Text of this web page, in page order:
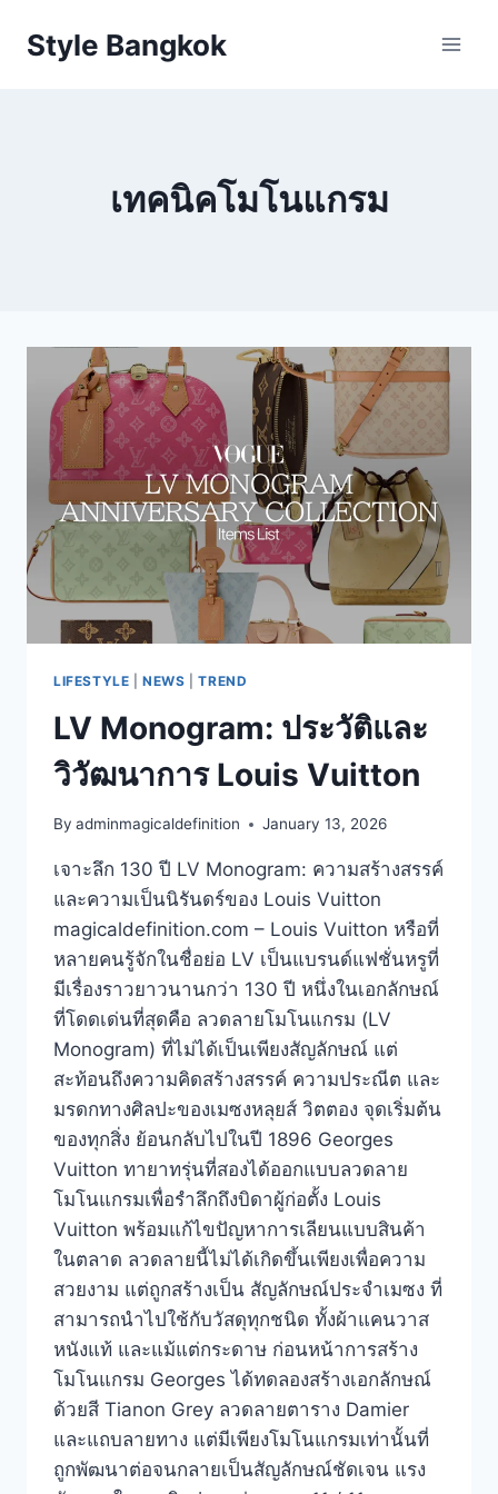
Style Bangkok
เทคนิคโมโนแกรม
LIFESTYLE |NEWS |TREND
LV Monogram: ประวัติและ
วิวัฒนาการ Louis Vuitton
By adminmagicaldefinition January 13, 2026
เจาะลึก 130 ปี LV Monogram: ความสร้างสรรค์
และความเป็นนิรันดร์ของ Louis Vuitton
magicaldefinition.com – Louis Vuitton หรือที่
หลายคนรู้จักในชื่อย่อ LV เป็นแบรนด์แฟชั่นหรูที่
มีเรื่องราวยาวนานกว่า 130 ปี หนึ่งในเอกลักษณ์
ที่โดดเด่นที่สุดคือ ลวดลายโมโนแกรม (LV
Monogram) ที่ไม่ได้เป็นเพียงสัญลักษณ์ แต่
สะท้อนถึงความคิดสร้างสรรค์ ความประณีต และ
มรดกทางศิลปะของเมซงหลุยส์ วิตตอง จุดเริ่มต้น
ของทุกสิ่ง ย้อนกลับไปในปี 1896 Georges
Vuitton ทายาทรุ่นที่สองได้ออกแบบลวดลาย
โมโนแกรมเพื่อรำลึกถึงบิดาผู้ก่อตั้ง Louis
Vuitton พร้อมแก้ไขปัญหาการเลียนแบบสินค้า
ในตลาด ลวดลายนี้ไม่ได้เกิดขึ้นเพียงเพื่อความ
สวยงาม แต่ถูกสร้างเป็น สัญลักษณ์ประจำเมซง ที่
สามารถนำไปใช้กับวัสดุทุกชนิด ทั้งผ้าแคนวาส
หนังแท้ และแม้แต่กระดาษ ก่อนหน้าการสร้าง
โมโนแกรม Georges ได้ทดลองสร้างเอกลักษณ์
ด้วยสี Tianon Grey ลวดลายตาราง Damier
และแถบลายทาง แต่มีเพียงโมโนแกรมเท่านั้นที่
ถูกพัฒนาต่อจนกลายเป็นสัญลักษณ์ชัดเจน แรง